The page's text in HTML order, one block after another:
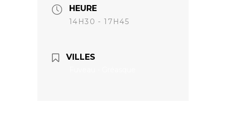
HEURE
14H30 - 17H45
VILLES